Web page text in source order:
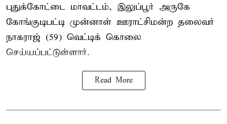
புதுக்கோட்டை மாவட்டம், இலுப்பூர் அருகே
கோங்குடிபட்டி முன்னாள் ஊராட்சிமன்ற தலைவர்
நாகராஜ் (59) வெட்டிக் கொலை
செய்யப்பட்டுள்ளார்.
Read More